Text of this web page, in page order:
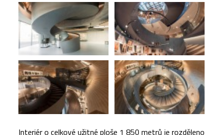
Interiér o celkové užitné ploše 1 850 metrů je rozděleno